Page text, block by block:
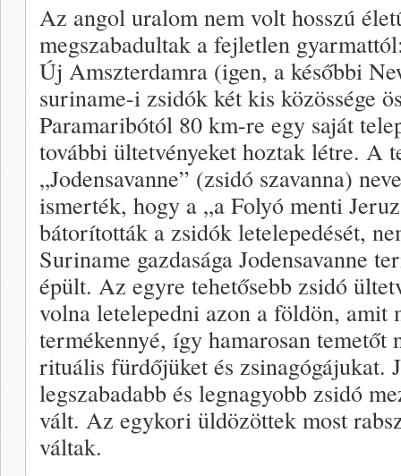
Az angol uralom nem volt hosszú
megszabadultak a fejletlen
Új Amszterdamra (igen, a későbbi
suriname-i zsidók két kis közössége
Paramaribótól 80 km-re egy saját
további ültetvényeket hoztak létre. A
„Jodensavanne” (zsidó szavanna)
ismerték, hogy a „a Folyó menti
bátorították a zsidók letelepedését,
Suriname gazdasága Jodensavanne
épült. Az egyre tehetősebb zsidó
volna letelepedni azon a földön, amit
termékennyé, így hamarosan temetőt
rituális fürdőjüket és zsinagógájukat.
legszabadabb és legnagyobb zsidó
vált. Az egykori üldözöttek most
váltak.